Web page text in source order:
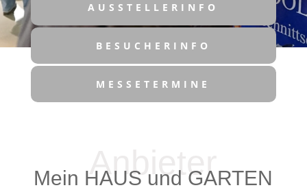
AUSSTELLERINFO
BESUCHERINFO
MESSETERMINE
Anbieter
Mein HAUS und GARTEN